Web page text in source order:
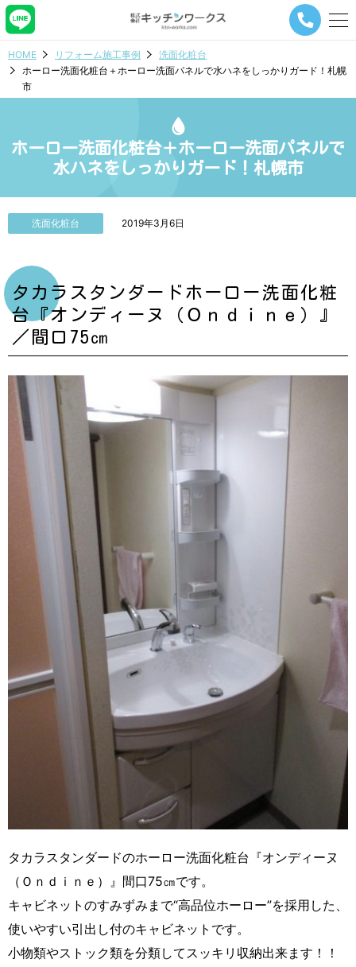
メ
ー
ビ
シ
ョ
タ
HOME リフォーム施工事例
洗面化粧台
ホーロー洗面化粧台＋ホーロー洗面パネルで水ハネをしっかりガード！札幌
市
ホーロー洗面化粧台＋ホーロー洗面パネルで
水ハネをしっかりガード！札幌市
洗面化粧台 2019年3月6日
タカラスタンダードホーロー洗面化粧
台『オンディーヌ（Ｏｎｄｉｎｅ）』
／間口75㎝
タカラスタンダードのホーロー洗面化粧台『オンディーヌ
（Ｏｎｄｉｎｅ）』間口75㎝です。
キャビネットのすみずみまで“高品位ホーロー”を採用した、
使いやすい引出し付のキャビネットです。
小物類やストック類を分類してスッキリ収納出来ます！！